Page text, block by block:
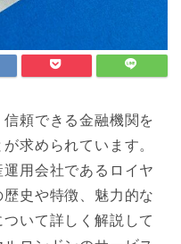
頼できる金融機関を
求められています。
用会社であるロイヤ
史や特徴、魅力的な
いて詳しく解説して